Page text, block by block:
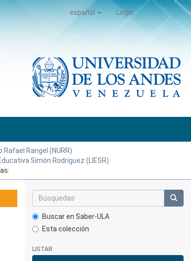
español Login
Rafael Rangel (NURR)
Simón Rodríguez (LIESR)
Buscar en Saber-ULA
Esta colección
LISTAR